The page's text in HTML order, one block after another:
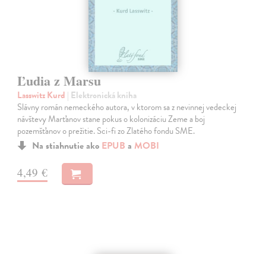
Ľudia z Marsu
Lasswitz Kurd | Elektronická kniha
Slávny román nemeckého autora, v ktorom sa z nevinnej vedeckej
návštevy Marťanov stane pokus o kolonizáciu Zeme a boj
pozemšťanov o prežitie. Sci-fi zo Zlatého fondu SME.
Na stiahnutie ako EPUB a MOBI
4,49 €